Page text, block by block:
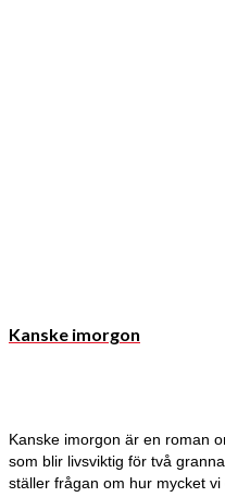
Kanske imorgon
Kanske imorgon är en roman
som blir livsviktig för två
ställer frågan om hur mycket